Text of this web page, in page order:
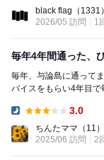
black flag （1331）
2026/05 訪問
1
毎年4年間通った、
毎年、与論島に通って
バイスをもらい4年目
3.0
ちんたママ （11）
2025/06 訪問
2